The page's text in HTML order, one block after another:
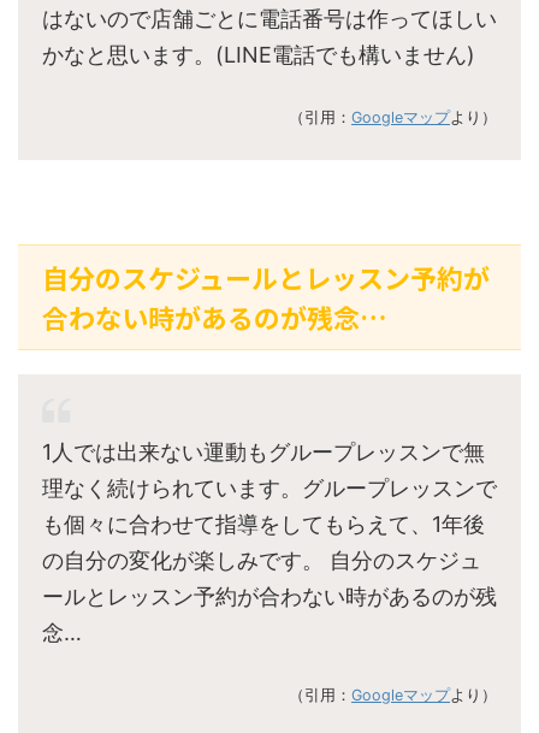
はないので店舗ごとに電話番号は作ってほしい
かなと思います。(LINE電話でも構いません)
（引用： Googleマップより）
自分のスケジュールとレッスン予約が
合わない時があるのが残念…
1人では出来ない運動もグループレッスンで無
理なく続けられています。グループレッスンで
も個々に合わせて指導をしてもらえて、1年後
の自分の変化が楽しみです。 自分のスケジュ
ールとレッスン予約が合わない時があるのが残
念…
（引用： Googleマップより）